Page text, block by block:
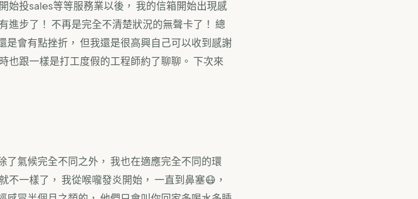
始投sales等等服務業以後， 我的信箱開始出現感
進步了！ 不再是完全不清楚狀況的無聲卡了！ 總
是會有點挫折， 但我還是很高興自己可以收到感謝
也跟一樣是打工度假的工程師約了聊聊。 下次來
了氣候完全不同之外， 我也在適應完全不同的環
不一樣了， 我從喉嚨發炎開始， 一直到鼻塞😷，